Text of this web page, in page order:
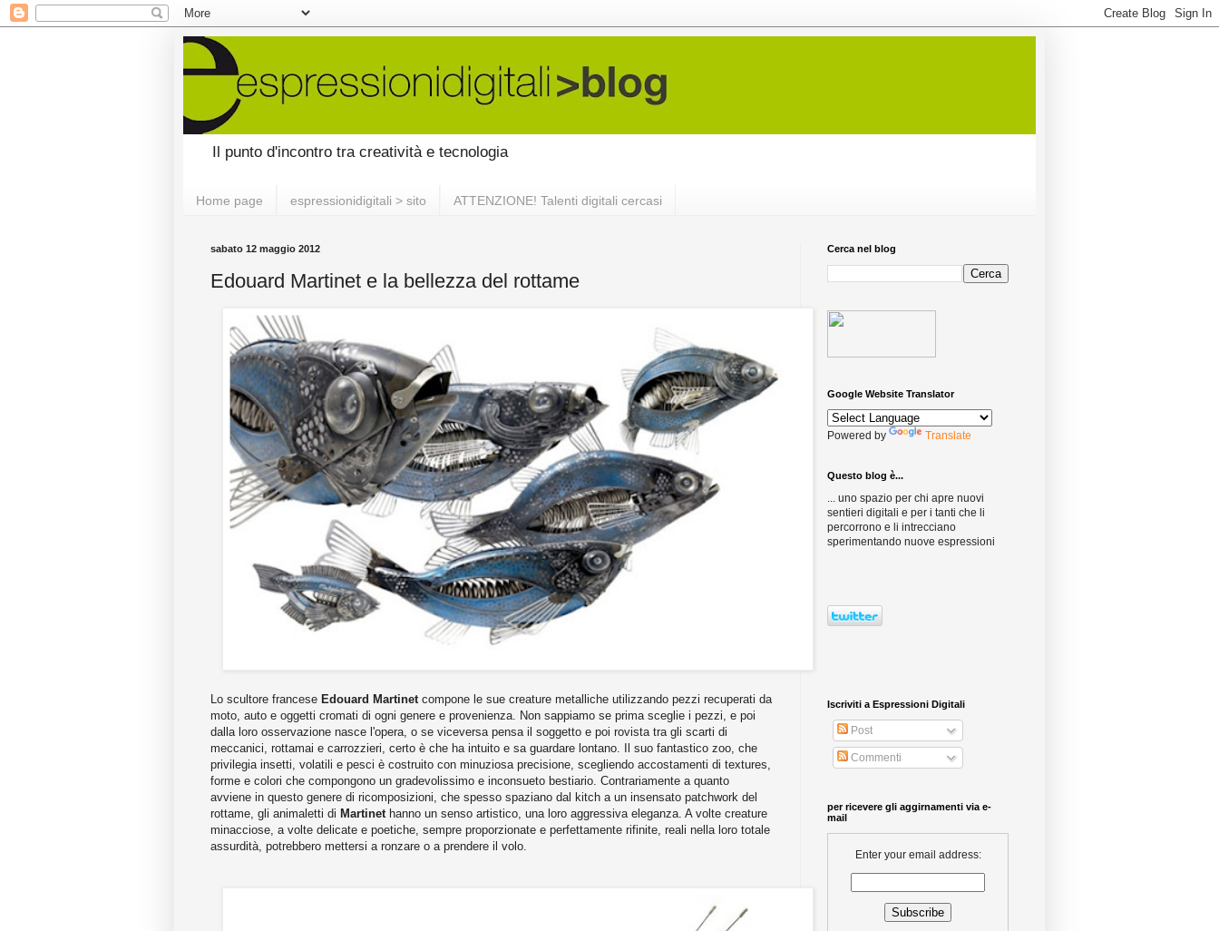
Il punto d'incontro tra creatività e tecnologia
Home page espressionidigitali > sito ATTENZIONE! Talenti digitali cercasi
sabato 12 maggio 2012
Edouard Martinet e la bellezza del rottame
Lo scultore francese Edouard Martinet compone le sue creature metalliche utilizzando pezzi recuperati da
moto, auto e oggetti cromati di ogni genere e provenienza. Non sappiamo se prima sceglie i pezzi, e poi
dalla loro osservazione nasce l'opera, o se viceversa pensa il soggetto e poi rovista tra gli scarti di
meccanici, rottamai e carrozzieri, certo è che ha intuito e sa guardare lontano. Il suo fantastico zoo, che
privilegia insetti, volatili e pesci è costruito con minuziosa precisione, scegliendo accostamenti di textures,
forme e colori che compongono un gradevolissimo e inconsueto bestiario. Contrariamente a quanto
avviene in questo genere di ricomposizioni, che spesso spaziano dal kitch a un insensato patchwork del
rottame, gli animaletti di Martinet hanno un senso artistico, una loro aggressiva eleganza. A volte creature
minacciose, a volte delicate e poetiche, sempre proporzionate e perfettamente rifinite, reali nella loro totale
assurdità, potrebbero mettersi a ronzare o a prendere il volo.
Cerca nel blog
Google Website Translator
Powered by Translate
Questo blog è...
... uno spazio per chi apre nuovi
sentieri digitali e per i tanti che li
percorrono e li intrecciano
sperimentando nuove espressioni
Iscriviti a Espressioni Digitali
Post
Commenti
per ricevere gli aggirnamenti via e-
mail
Enter your email address: